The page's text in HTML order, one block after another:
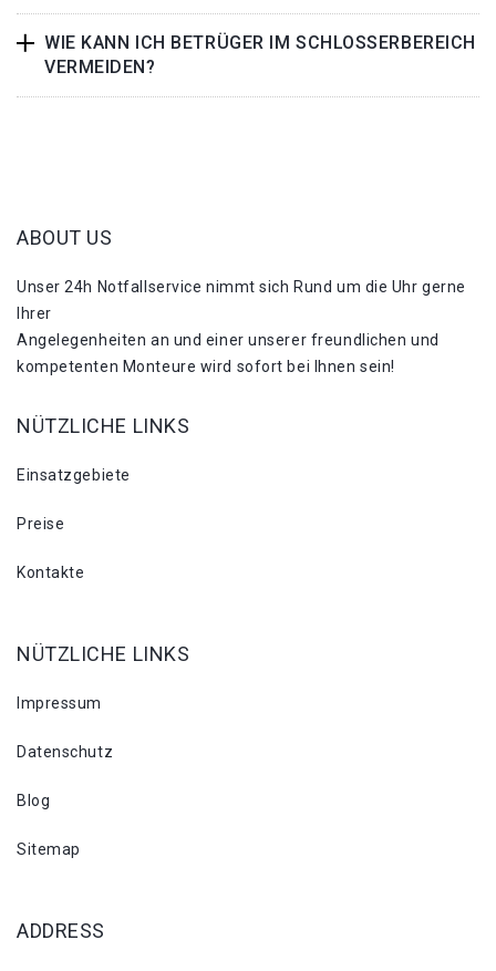
WIE KANN ICH BETRÜGER IM SCHLOSSERBEREICH
VERMEIDEN?
ABOUT US
Unser 24h Notfallservice nimmt sich Rund um die Uhr gerne
Ihrer
Angelegenheiten an und einer unserer freundlichen und
kompetenten Monteure wird sofort bei Ihnen sein!
NÜTZLICHE LINKS
Einsatzgebiete
Preise
Kontakte
NÜTZLICHE LINKS
Impressum
Datenschutz
Blog
Sitemap
ADDRESS